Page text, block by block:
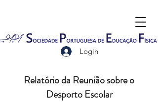
Login
Relatório da Reunião sobre o
Desporto Escolar